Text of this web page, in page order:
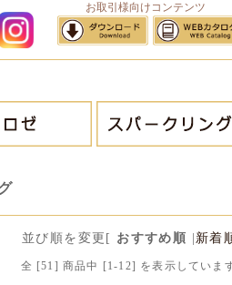
お取引様向けコンテンツ
並び順を変更 [ おすすめ順 新着
全 [51 ] 商品中 [1-12] を表示していま